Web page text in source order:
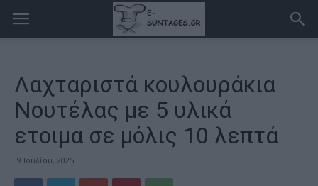
Λαχταριστά κουλουράκια
Νουτέλας με 5 υλικά
ετοιμα σε μόλις 10 λεπτά
9 Ιουλίου, 2025